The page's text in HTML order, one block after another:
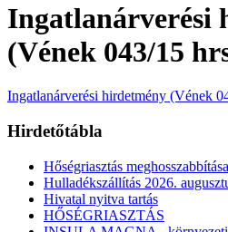
Ingatlanárverési
(Vének 043/15
Ingatlanárverési hirdetmény (Vének
Hirdetőtábla
Hőségriasztás meghosszabbítása
Hulladékszállítás 2026.
Hivatal nyitva tartás
HŐSÉGRIASZTÁS